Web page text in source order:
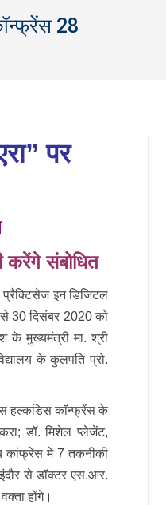
28
पर
करेंगे संबोधित
प्रैक्टिसेज इन डिजिटल
से 30 दिसंबर 2020 को
के मुख्यमंत्री मा. श्री
के कुलपति प्रो.
हल्कडिस कॉन्फ्रेंस के
डॉ. मिशेल प्लेजेंट,
कांफ्रेंस में 7 तकनीकी
से डॉक्टर एस.आर.
होंगे।